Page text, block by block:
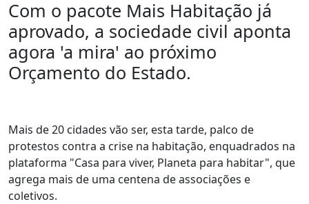
Com o pacote Mais Habitação já
aprovado, a sociedade civil aponta
agora 'a mira' ao próximo
Orçamento do Estado.
Mais de 20 cidades vão ser, esta tarde, palco de
protestos contra a crise na habitação, enquadrados na
plataforma "Casa para viver, Planeta para habitar", que
agrega mais de uma centena de associações e
coletivos.